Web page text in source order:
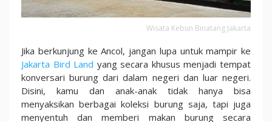
Wisata Kebun Binatang Jakarta
Jika berkunjung ke Ancol, jangan lupa untuk mampir ke
Jakarta Bird Land yang secara khusus menjadi tempat
konversari burung dari dalam negeri dan luar negeri.
Disini, kamu dan anak-anak tidak hanya bisa
menyaksikan berbagai koleksi burung saja, tapi juga
menyentuh dan memberi makan burung secara